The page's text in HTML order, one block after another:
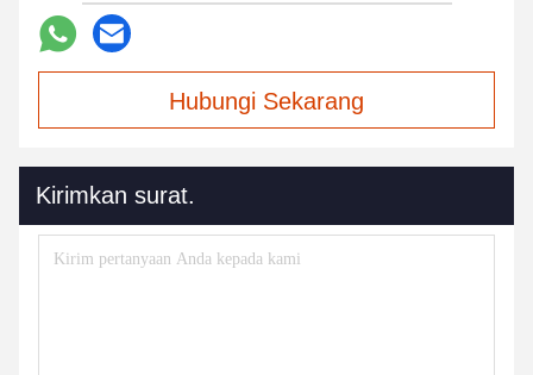
Hubungi Sekarang
Kirimkan surat.